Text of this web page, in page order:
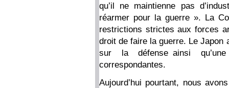
qu’il ne maintienne pas
réarmer pour la guerre ». La
restrictions strictes aux forces
droit de faire la guerre. Le
sur la défense ainsi
correspondantes.
Aujourd’hui pourtant, nous